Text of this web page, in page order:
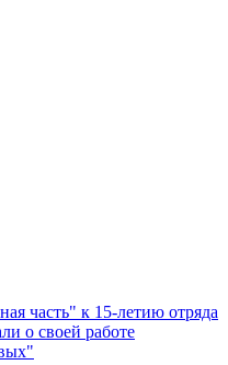
часть" к 15-летию отряда
о своей работе